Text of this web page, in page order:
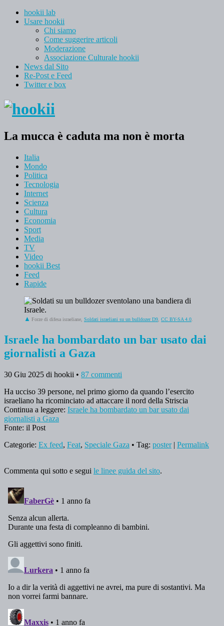
hookii lab
Usare hookii
Chi siamo
Come suggerire articoli
Moderazione
Associazione Culturale hookii
News dal Sito
Re-Post e Feed
Twitter e box
La mucca è caduta ma non è morta
Italia
Mondo
Politica
Tecnologia
Internet
Scienza
Cultura
Economia
Sport
Media
TV
Video
hookii Best
Feed
Rapide
Forze di difesa israeliane, Soldati israeliani su un bulldozer D9 CC BY-SA 4.0
Israele ha bombardato un bar usato dai
giornalisti a Gaza
30 Giu 2025 di hookii • 87 commenti
Ha ucciso 39 persone, nel primo giorno da quando l’esercito
israeliano ha ricominciato ad attaccare il nord della Striscia
Continua a leggere: Israele ha bombardato un bar usato dai
giornalisti a Gaza
Fonte: il Post
Categorie: Ex feed, Feat, Speciale Gaza • Tag: poster| Permalink
Commenta qui sotto e segui le linee guida del sito.